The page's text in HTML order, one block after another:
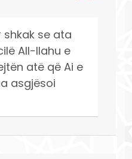
se ata
All-llahu e
atë që Ai e
asgjësoi